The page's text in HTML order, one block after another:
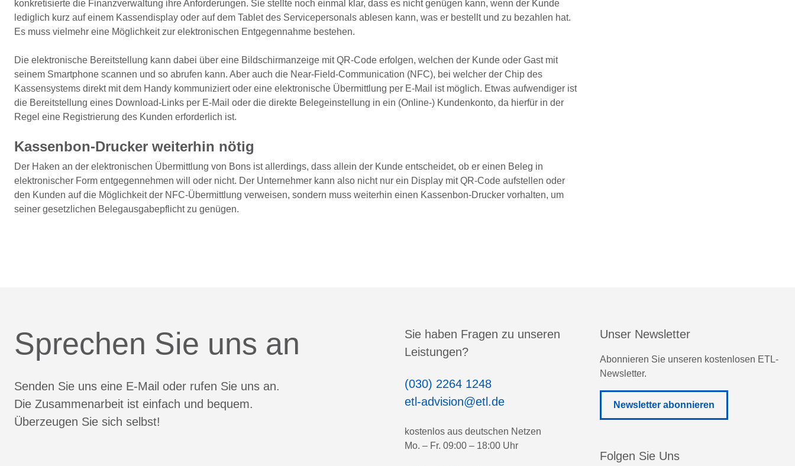
konkretisierte die Finanzverwaltung ihre Anforderungen. Sie stellte noch einmal klar, dass es nicht genügen kann, wenn der Kunde
lediglich kurz auf einem Kassendisplay oder auf dem Tablet des Servicepersonals ablesen kann, was er bestellt und zu bezahlen hat.
Es muss vielmehr eine Möglichkeit zur elektronischen Entgegennahme bestehen.
Die elektronische Bereitstellung kann dabei über eine Bildschirmanzeige mit QR-Code erfolgen, welchen der Kunde oder Gast mit
seinem Smartphone scannen und so abrufen kann. Aber auch die Near-Field-Communication (NFC), bei welcher der Chip des
Kassensystems direkt mit dem Handy kommuniziert oder eine elektronische Übermittlung per E-Mail ist möglich. Etwas aufwendiger ist
die Bereitstellung eines Download-Links per E-Mail oder die direkte Belegeinstellung in ein (Online-) Kundenkonto, da hierfür in der
Regel eine Registrierung des Kunden erforderlich ist.
Kassenbon-Drucker weiterhin nötig
Der Haken an der elektronischen Übermittlung von Bons ist allerdings, dass allein der Kunde entscheidet, ob er einen Beleg in
elektronischer Form entgegennehmen will oder nicht. Der Unternehmer kann also nicht nur ein Display mit QR-Code aufstellen oder
den Kunden auf die Möglichkeit der NFC-Übermittlung verweisen, sondern muss weiterhin einen Kassenbon-Drucker vorhalten, um
seiner gesetzlichen Belegausgabepflicht zu genügen.
Sprechen Sie uns an
Senden Sie uns eine E-Mail oder rufen Sie uns an.
Die Zusammenarbeit ist einfach und bequem.
Überzeugen Sie sich selbst!
Sie haben Fragen zu unseren
Leistungen?
(030) 2264 1248
etl-advision@etl.de
kostenlos aus deutschen Netzen
Mo. – Fr. 09:00 – 18:00 Uhr
Unser Newsletter
Abonnieren Sie unseren kostenlosen ETL-
Newsletter.
Newsletter abonnieren
Folgen Sie Uns